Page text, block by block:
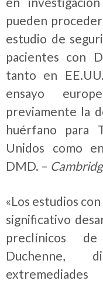
pueden
estudio de
pacientes con
tanto en
ensayo
previamente la
huérfano para
Unidos como
DMD. –
«Los estudios
significativo
preclínicos
Duchenne,